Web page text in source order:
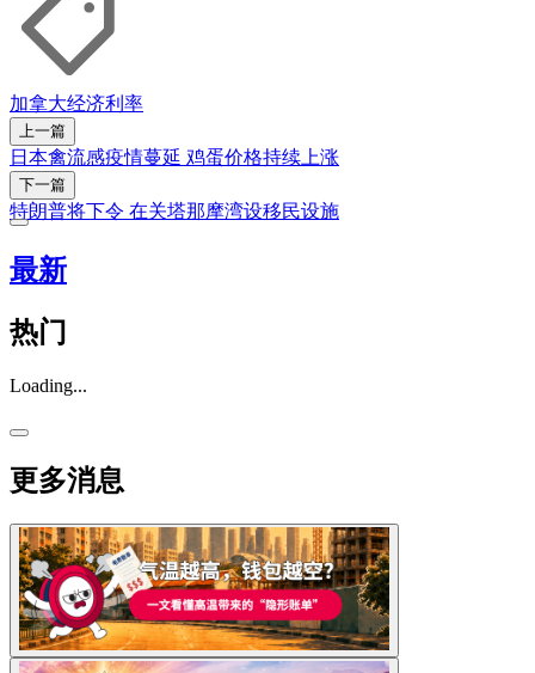
加拿大经济利率
上一篇
日本禽流感疫情蔓延 鸡蛋价格持续上涨
下一篇
特朗普将下令 在关塔那摩湾设移民设施
最新
热门
Loading...
更多消息